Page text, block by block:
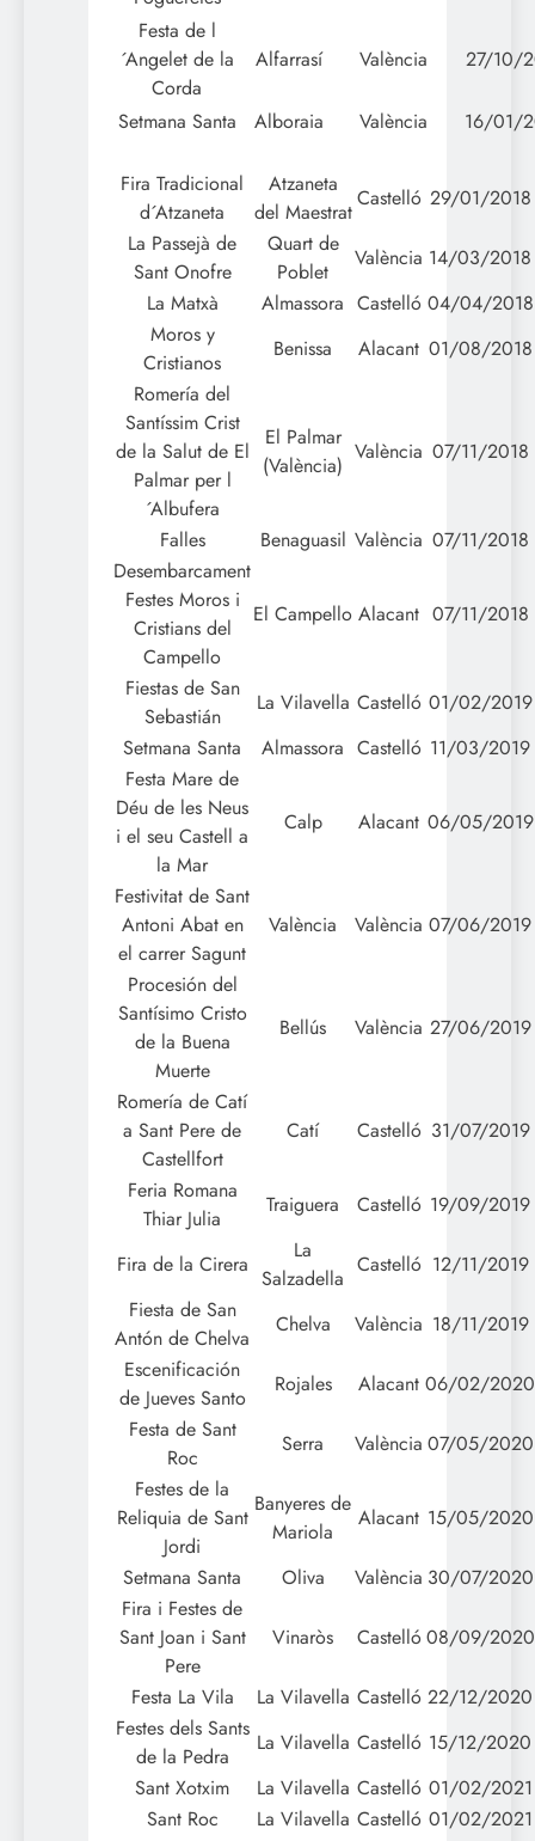
Festa de l
´Angelet de la
Corda
Alfarrasí València 27/10/
Setmana Santa Alboraia València 16/01/
Fira Tradicional
d´Atzaneta
Atzaneta
del Maestrat
Castelló 29/01/2018
La Passejà de
Sant Onofre
Quart de
Poblet
València 14/03/2018
La Matxà
Almassora Castelló 04/04/2018
Moros y
Cristianos
Benissa Alacant 01/08/2018
Romería del
Santíssim Crist
de la Salut de El
Palmar per l
´Albufera
El Palmar
(València)
València 07/11/2018
Falles Benaguasil València 07/11/2018
Desembarcament
Festes Moros i
Cristians del
Campello
El Campello Alacant 07/11/2018
Fiestas de San
Sebastián
La Vilavella Castelló 01/02/2019
Setmana Santa
Almassora Castelló 11/03/2019
Festa Mare de
Déu de les Neus
i el seu Castell a
la Mar
Calp Alacant 06/05/2019
Festivitat de Sant
Antoni Abat en
el carrer Sagunt
València València 07/06/2019
Procesión del
Santísimo Cristo
de la Buena
Muerte
Bellús València 27/06/2019
Romería de Catí
a Sant Pere de
Castellfort
Catí Castelló 31/07/2019
Feria Romana
Thiar Julia
Traiguera Castelló 19/09/2019
Fira de la Cirera
La
Salzadella
Castelló 12/11/2019
Fiesta de San
Antón de Chelva
Chelva València 18/11/2019
Escenificación
de Jueves Santo
Rojales Alacant 06/02/2020
Festa de Sant
Roc
Serra València 07/05/2020
Festes de la
Reliquia de Sant
Jordi
Banyeres de
Mariola
Alacant 15/05/2020
Setmana Santa Oliva València 30/07/2020
Fira i Festes de
Sant Joan i Sant
Pere
Vinaròs Castelló08/09/2020
Festa La Vila La Vilavella Castelló 22/12/2020
Festes dels Sants
de la Pedra
La Vilavella Castelló 15/12/2020
Sant Xotxim
La Vilavella Castelló 01/02/2021
Sant Roc
La Vilavella Castelló 01/02/2021